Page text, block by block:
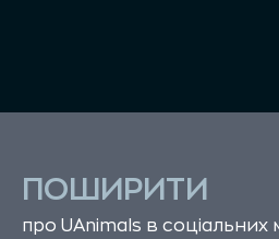
ПОШИРИТИ
про UAnimals в